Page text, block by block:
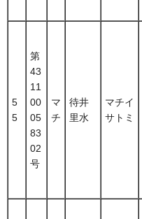
5
5
第
43
11
00
05
83
02
号
マ
チ
待井
里水
マチイ
サトミ